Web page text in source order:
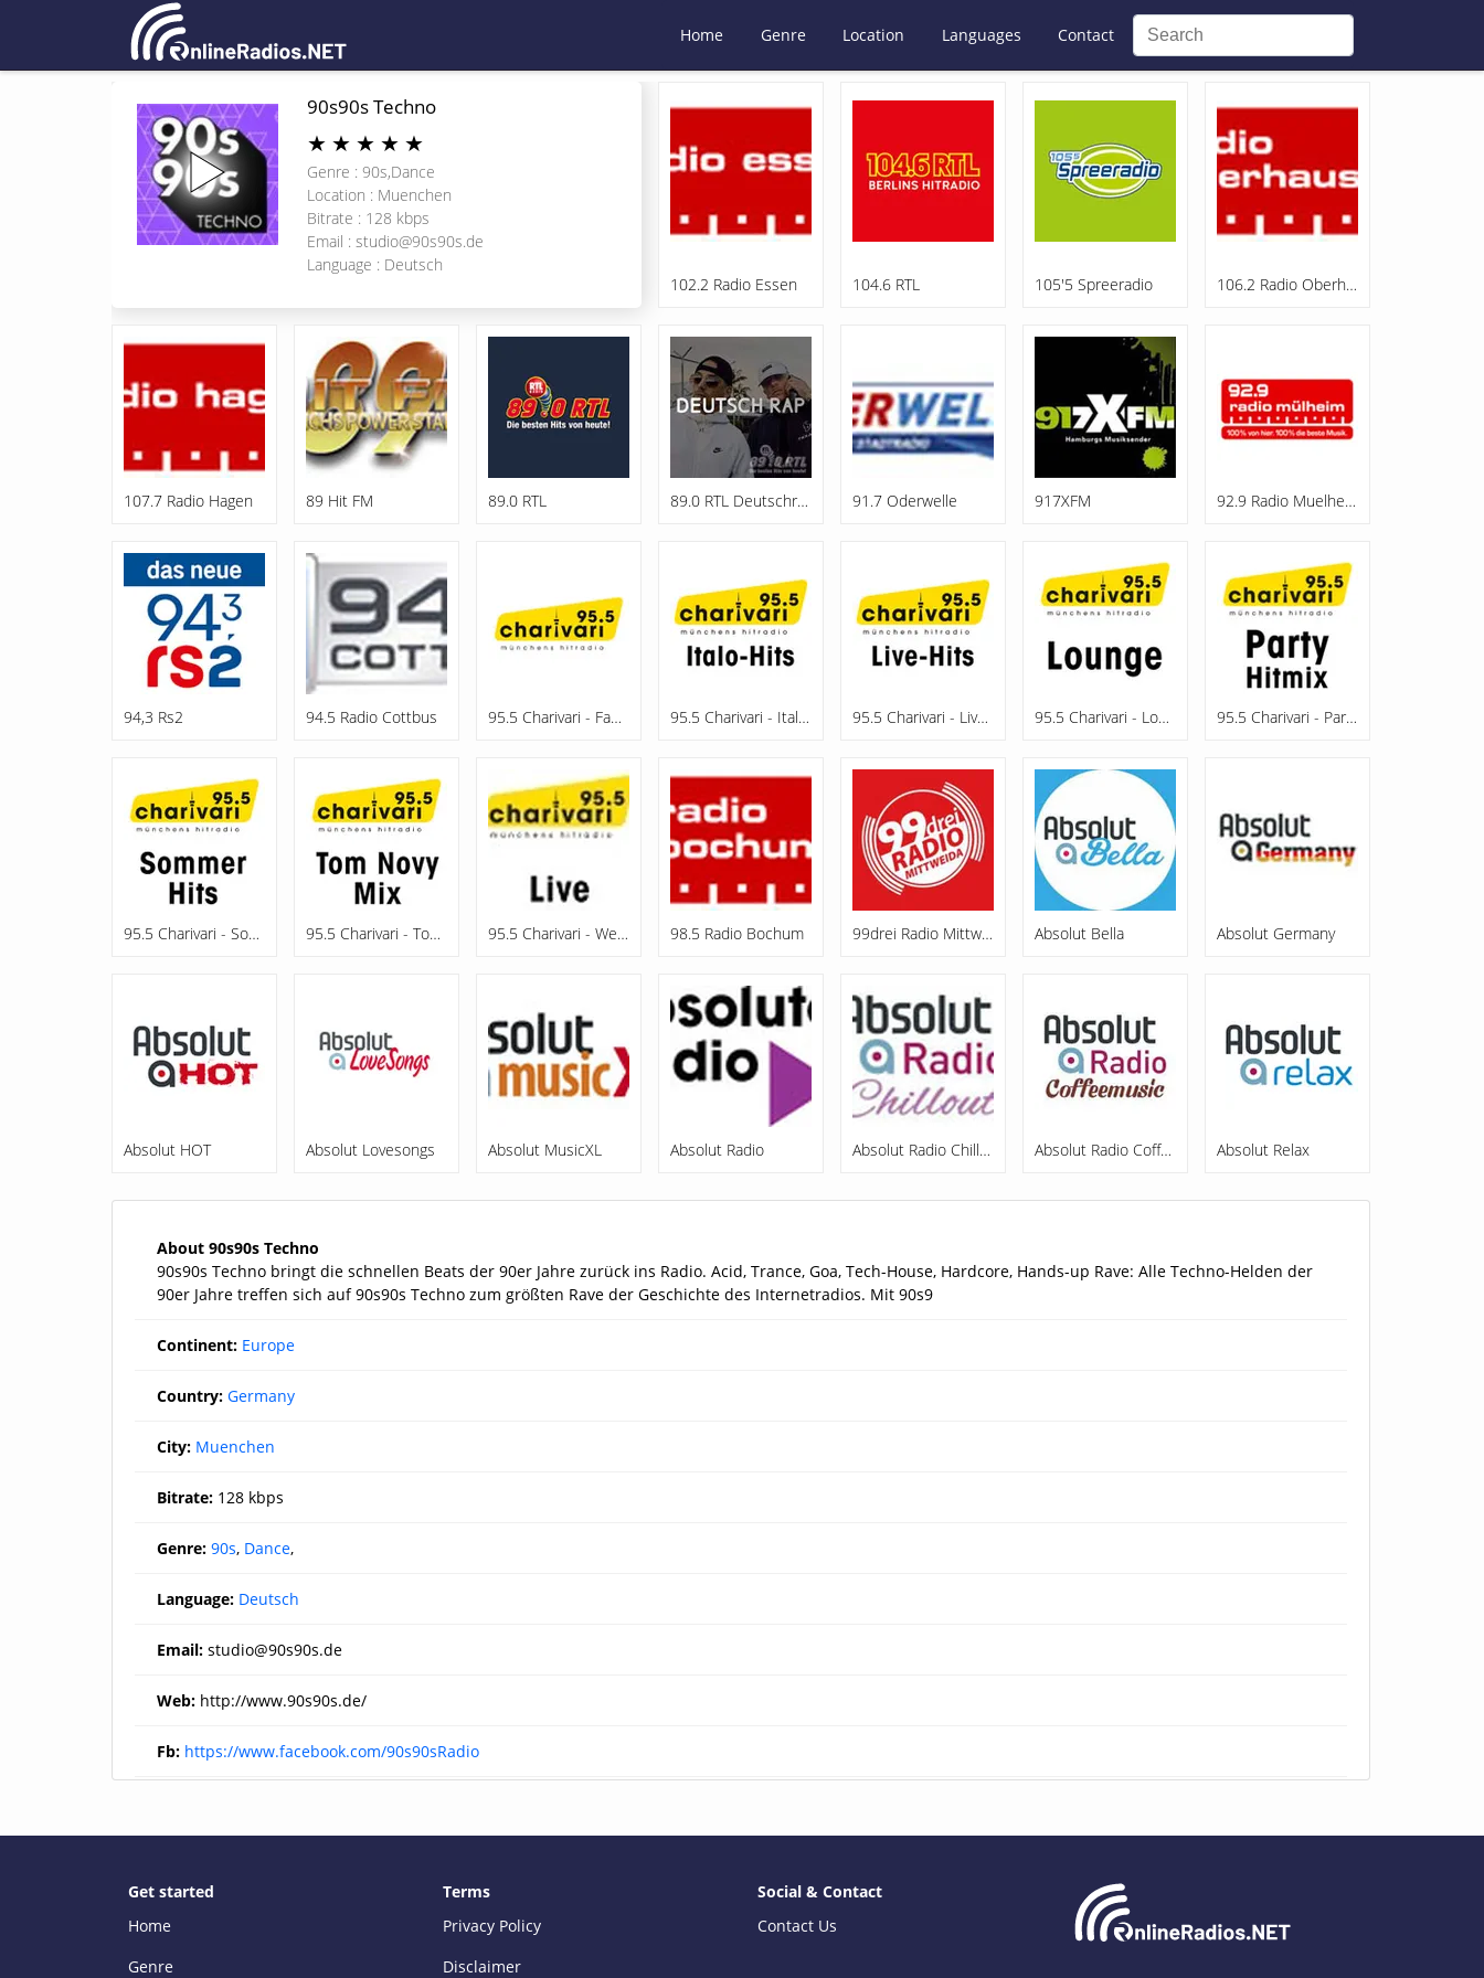
Home Genre Location Languages Contact
90s90s Techno
★ ★ ★ ★ ★
Genre : 90s,Dance
Location : Muenchen
Bitrate : 128 kbps
Email : studio@90s90s.de
Language : Deutsch
102.2 Radio Essen
104.6 RTL 105'5 Spreeradio 106.2 Radio Oberhausen
107.7 Radio Hagen 89 Hit FM 89.0 RTL 89.0 RTL Deutschrap 91.7 Oderwelle 917XFM 92.9 Radio Muelheim
94,3 Rs2 94.5 Radio Cottbus 95.5 Charivari - Family 95.5 Charivari - Italo-Hits 95.5 Charivari - Live-Hits 95.5 Charivari - Lounge 95.5 Charivari - Party Hitmix
95.5 Charivari - Sommerhits 95.5 Charivari - Tom Novy Mix 95.5 Charivari - Webradio 98.5 Radio Bochum 99drei Radio Mittweida Absolut Bella Absolut Germany
Absolut HOT Absolut Lovesongs Absolut MusicXL Absolut Radio Absolut Radio Chillout Absolut Radio Coffeemusic Absolut Relax
About 90s90s Techno
90s90s Techno bringt die schnellen Beats der 90er Jahre zurück ins Radio. Acid, Trance, Goa, Tech-House, Hardcore, Hands-up Rave: Alle Techno-Helden der
90er Jahre treffen sich auf 90s90s Techno zum größten Rave der Geschichte des Internetradios. Mit 90s9
Continent: Europe
Country: Germany
City: Muenchen
Bitrate: 128 kbps
Genre: 90s, Dance,
Language: Deutsch
Email: studio@90s90s.de
Web: http://www.90s90s.de/
Fb: https://www.facebook.com/90s90sRadio
Get started
Home
Genre
Terms
Privacy Policy
Disclaimer
Social & Contact
Contact Us